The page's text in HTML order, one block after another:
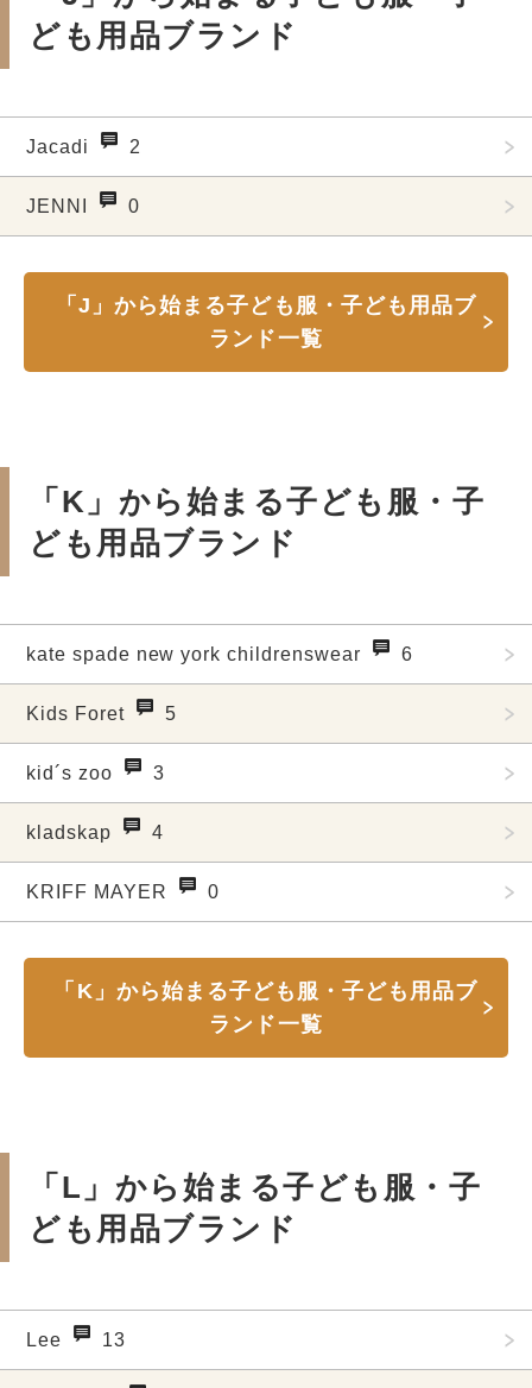
ども用品ブランド
Jacadi 2
JENNI 0
「J」から始まる子ども服・子ども用品ブ
ランド一覧
「K」から始まる子ども服・子
ども用品ブランド
kate spade new york childrenswear 6
Kids Foret 5
kid´s zoo 3
kladskap 4
KRIFF MAYER 0
「K」から始まる子ども服・子ども用品ブ
ランド一覧
「L」から始まる子ども服・子
ども用品ブランド
Lee 13